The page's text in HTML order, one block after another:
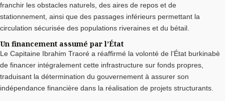
franchir les obstacles naturels, des aires de repos et de
stationnement, ainsi que des passages inférieurs permettant la
circulation sécurisée des populations riveraines et du bétail.
Un financement assumé par l’État
Le Capitaine Ibrahim Traoré a réaffirmé la volonté de l’État burkinabè
de financer intégralement cette infrastructure sur fonds propres,
traduisant la détermination du gouvernement à assurer son
indépendance financière dans la réalisation de projets structurants.